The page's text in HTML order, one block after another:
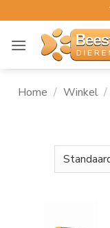
naar
inhoud
Home / Winkel /